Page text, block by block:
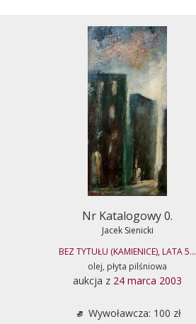
Nr Katalogowy 0.
Jacek Sienicki
BEZ TYTUŁU (KAMIENICE), LATA 5...
olej, płyta pilśniowa
aukcja z 24 marca 2003
Wywoławcza: 100 zł